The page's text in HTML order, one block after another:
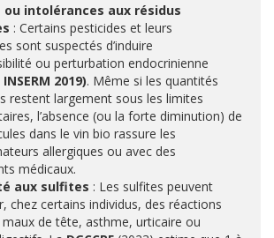
intolérances aux résidus
: Certains pesticides et leurs
sont suspectés d’induire
ou perturbation endocrinienne
2019). Même si les quantités
restent largement sous les limites
l’absence (ou la forte diminution) de
dans le vin bio rassure les
allergiques ou avec des
médicaux.
aux sulfites : Les sulfites peuvent
chez certains individus, des réactions
de tête, asthme, urticaire ou